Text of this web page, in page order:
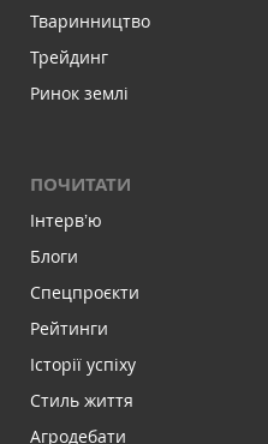
Тваринництво
Трейдинг
Ринок землі
ПОЧИТАТИ
Інтервʼю
Блоги
Спецпроєкти
Рейтинги
Історії успіху
Стиль життя
Агродебати